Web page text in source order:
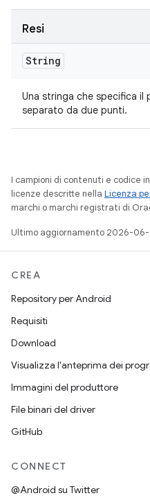
Resi
String
Una stringa che specifica il
separato da due punti.
I campioni di contenuti e codice
licenze descritte nella Licenza
marchi o marchi registrati di
Ultimo aggiornamento 2026-06-
CREA
Repository per Android
Requisiti
Download
Visualizza l'anteprima dei
Immagini del produttore
File binari del driver
GitHub
CONNECT
@Android su Twitter